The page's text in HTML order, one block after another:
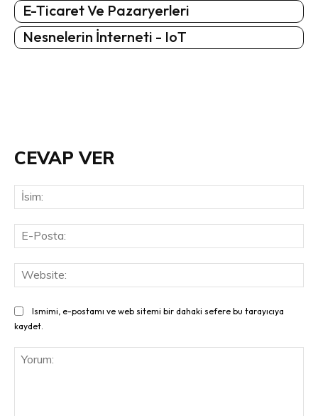
E-Ticaret Ve Pazaryerleri
Nesnelerin İnterneti - IoT
CEVAP VER
Ismimi, e-postamı ve web sitemi bir dahaki sefere bu tarayıcıya
kaydet.